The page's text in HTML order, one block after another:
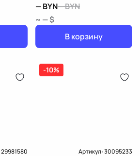
—BYN—BYN
~ — $
В корзину
29981580
-10%
Артикул:30095233